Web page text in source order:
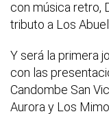
con música retro,
tributo a Los
Y será la primera
con las
Candombe San
Aurora y Los